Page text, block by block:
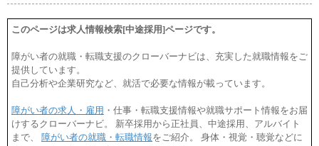
このページは求人情報検索[中途採用]ページです。
障がい者の就職・転職支援のクローバーナビは、充実した就職情報をご
提供しています。
自己分析や企業研究など、就活で必要な情報が載っています。
障がい者の求人・雇用 ・仕事・転職支援情報や就職サポート情報をお届
けするクローバーナビ。 新卒採用から正社員、中途採用、アルバイト
まで、 障がい者の就職・転職情報をご紹介。 身体・視覚・聴覚などに